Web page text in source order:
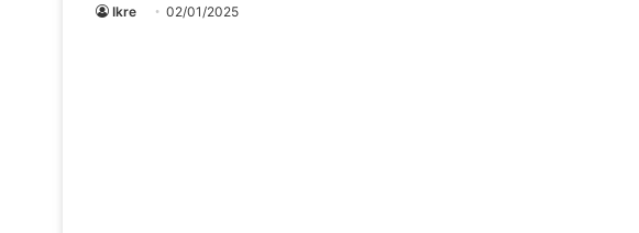
Ikre 02/01/2025